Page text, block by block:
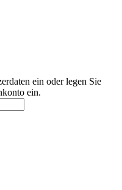
ein oder legen Sie
ein.